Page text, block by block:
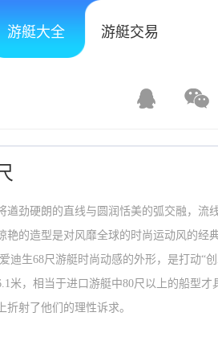
游艇大全 游艇交易
遒劲硬朗的直线与圆润恬美的弧交融，流
艳的造型是对风靡全球的时尚运动风的经
迪生68尺游艇时尚动感的外形，是打动“
米，相当于进口游艇中80尺以上的船型才
折射了他们的理性诉求。